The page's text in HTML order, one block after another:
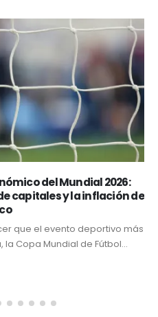
del Mundial 2026:
capitales y la inflación de
que el evento deportivo más
Copa Mundial de Fútbol...